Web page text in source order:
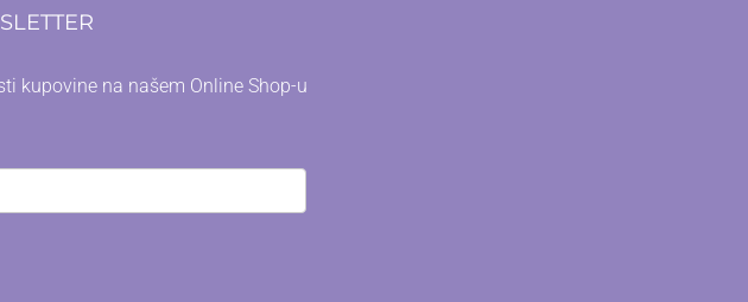
kupovine na našem Online Shop-u